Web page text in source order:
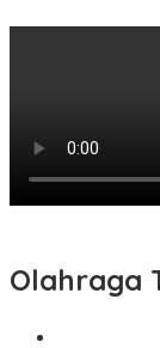
Olahraga